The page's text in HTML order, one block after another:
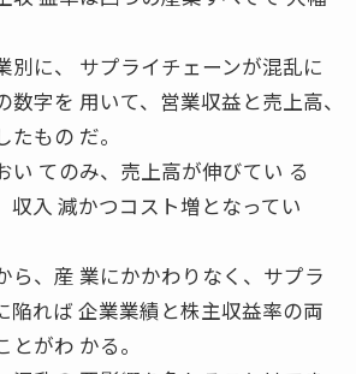
に、 サプライチェーンが混乱に
字を 用いて、営業収益と売上高、
もの だ。
い てのみ、売上高が伸びてい る
収入 減かつコスト増となってい
、産 業にかかわりなく、サプラ
陥れば 企業業績と株主収益率の両
がわ かる。